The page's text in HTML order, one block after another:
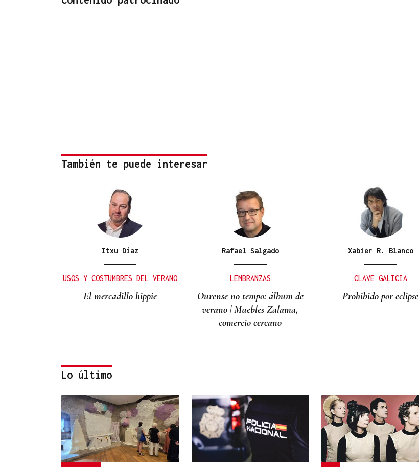
También te puede interesar
Itxu Díaz
USOS Y COSTUMBRES DEL VERANO
El mercadillo hippie
Rafael Salgado
LEMBRANZAS
Ourense no tempo: álbum de
verano | Muebles Zalama,
comercio cercano
Xabier R. Blanco
CLAVE GALICIA
Prohibido por eclipse
Lalo Pavón
O AFIADOR
Un día haberá autobuses
Lo último